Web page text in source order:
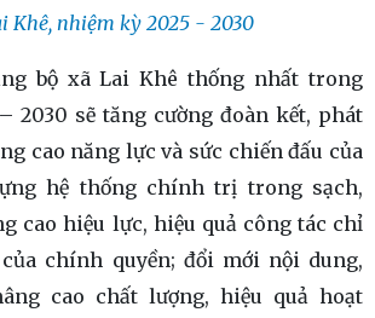
Khê, nhiệm kỳ 2025 - 2030
bộ xã Lai Khê thống nhất trong
2030 sẽ tăng cường đoàn kết, phát
cao năng lực và sức chiến đấu của
hệ thống chính trị trong sạch,
cao hiệu lực, hiệu quả công tác chỉ
chính quyền; đổi mới nội dung,
cao chất lượng, hiệu quả hoạt